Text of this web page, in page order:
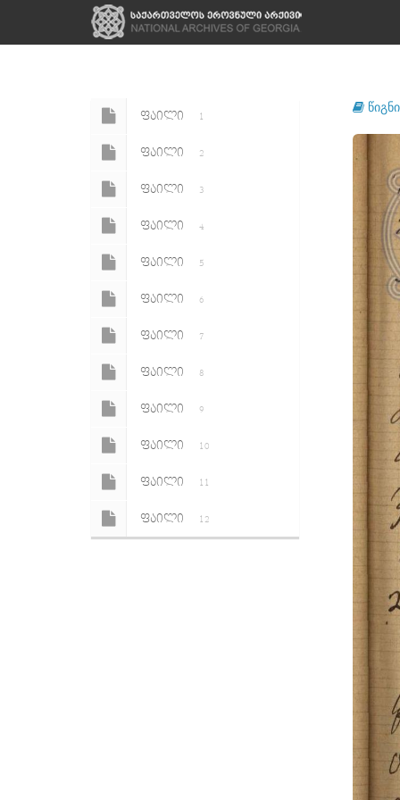
ᲤᲐᲘᲚᲘ 1
ᲤᲐᲘᲚᲘ 2
ᲤᲐᲘᲚᲘ 3
ᲤᲐᲘᲚᲘ 4
ᲤᲐᲘᲚᲘ 5
ᲤᲐᲘᲚᲘ 6
ᲤᲐᲘᲚᲘ 7
ᲤᲐᲘᲚᲘ 8
ᲤᲐᲘᲚᲘ 9
ᲤᲐᲘᲚᲘ 10
ᲤᲐᲘᲚᲘ 11
ᲤᲐᲘᲚᲘ 12